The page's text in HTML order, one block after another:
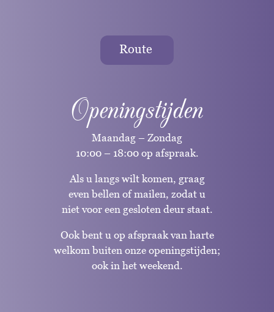
Route
Openingstijden
Maandag – Zondag
10:00 – 18:00 op afspraak.
Als u langs wilt komen, graag
even bellen of mailen, zodat u
niet voor een gesloten deur staat.
Ook bent u op afspraak van harte
welkom buiten onze openingstijden;
ook in het weekend.